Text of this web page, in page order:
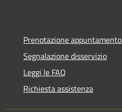
Prenotazione appuntamento
Segnalazione disservizio
Leggi le FAQ
Richiesta assistenza